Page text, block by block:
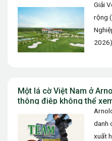
Giải
rộng
Một lá cờ Việt Nam ở
thông điệp không thể
danh
xuất